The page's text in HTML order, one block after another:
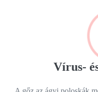
Vírus-